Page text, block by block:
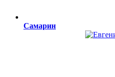
Самарин